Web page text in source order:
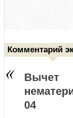
Комментарий
04